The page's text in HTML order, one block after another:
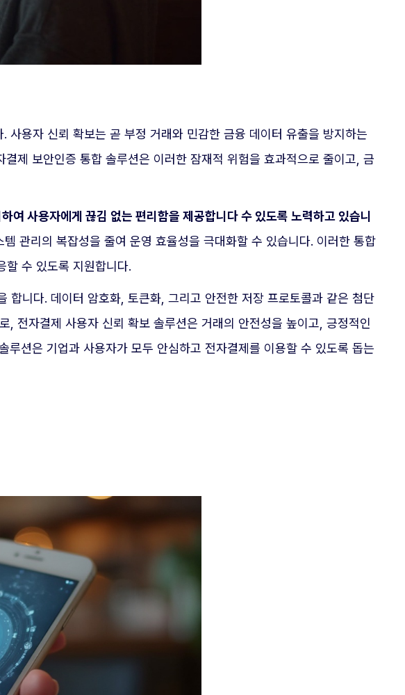
용자 신뢰 확보는 곧 부정 거래와 민감한 금융 데이터 유출을 방지하는
제 보안인증 통합 솔루션은 이러한 잠재적 위험을 효과적으로 줄이고, 금
사용자에게 끊김 없는 편리함을 제공합니다 수 있도록 노력하고 있습니
관리의 복잡성을 줄여 운영 효율성을 극대화할 수 있습니다. 이러한 통합
할 수 있도록 지원합니다.
합니다. 데이터 암호화, 토큰화, 그리고 안전한 저장 프로토콜과 같은 첨단
전자결제 사용자 신뢰 확보 솔루션은 거래의 안전성을 높이고, 긍정적인
션은 기업과 사용자가 모두 안심하고 전자결제를 이용할 수 있도록 돕는